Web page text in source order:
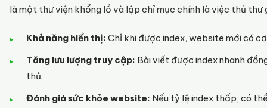
là một thư viện khổng lồ và lập chỉ mục chính là việc thủ thư
Khả năng hiển thị: Chỉ khi được index, website mới có
Tăng lưu lượng truy cập: Bài viết được index nhanh
thủ.
Đánh giá sức khỏe website: Nếu tỷ lệ index thấp, có